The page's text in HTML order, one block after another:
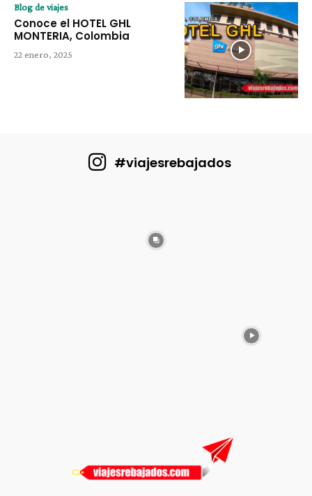
Blog de viajes
Conoce el HOTEL GHL
MONTERIA, Colombia
22 enero, 2025
#viajesrebajados